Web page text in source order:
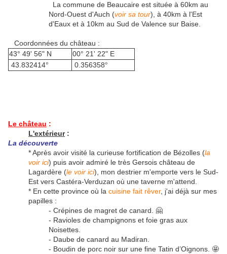
La commune de Beaucaire est située à 60km au
Nord-Ouest d'Auch (voir sa tour), à 40km à l'Est
d'Eaux et à 10km au Sud de Valence sur Baise.
Coordonnées du château :
43° 49' 56" N
00° 21' 22" E
43.832414°
0.356358°
Le château :
L'extérieur:
La découverte
* Après avoir visité la curieuse fortification de Bézolles (la
voir ici) puis avoir admiré le très Gersois château de
Lagardère (le voir ici), mon destrier m'emporte vers le Sud-
Est vers Castéra-Verduzan où une taverne m'attend.
* En cette province où la cuisine fait rêver, j'ai déjà sur mes
papilles :
- Crépines de magret de canard. 🤗
- Ravioles de champignons et foie gras aux
Noisettes.
- Daube de canard au Madiran.
- Boudin de porc noir sur une fine Tatin d’Oignons. 🤩